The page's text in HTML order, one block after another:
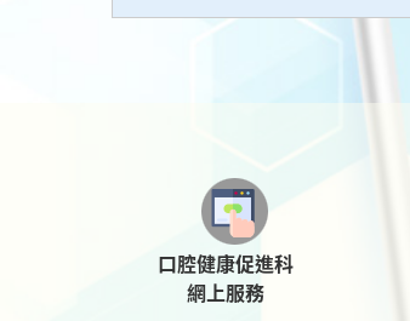
口腔健康促進科
網上服務